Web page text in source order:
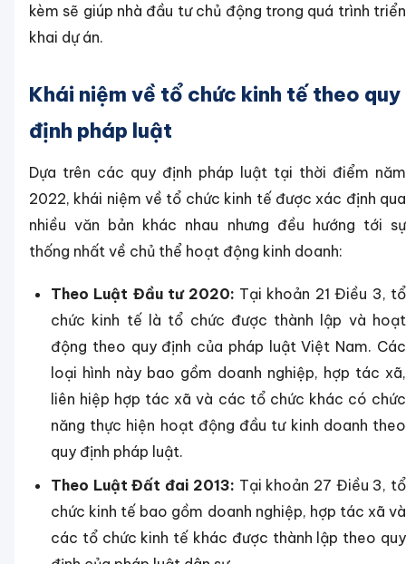
kèm sẽ giúp nhà đầu tư chủ động trong quá trình triển
khai dự án.
Khái niệm về tổ chức kinh tế theo quy
định pháp luật
Dựa trên các quy định pháp luật tại thời điểm năm
2022, khái niệm về tổ chức kinh tế được xác định qua
nhiều văn bản khác nhau nhưng đều hướng tới sự
thống nhất về chủ thể hoạt động kinh doanh:
Theo Luật Đầu tư 2020: Tại khoản 21 Điều 3, tổ
chức kinh tế là tổ chức được thành lập và hoạt
động theo quy định của pháp luật Việt Nam. Các
loại hình này bao gồm doanh nghiệp, hợp tác xã,
liên hiệp hợp tác xã và các tổ chức khác có chức
năng thực hiện hoạt động đầu tư kinh doanh theo
quy định pháp luật.
Theo Luật Đất đai 2013: Tại khoản 27 Điều 3, tổ
chức kinh tế bao gồm doanh nghiệp, hợp tác xã và
các tổ chức kinh tế khác được thành lập theo quy